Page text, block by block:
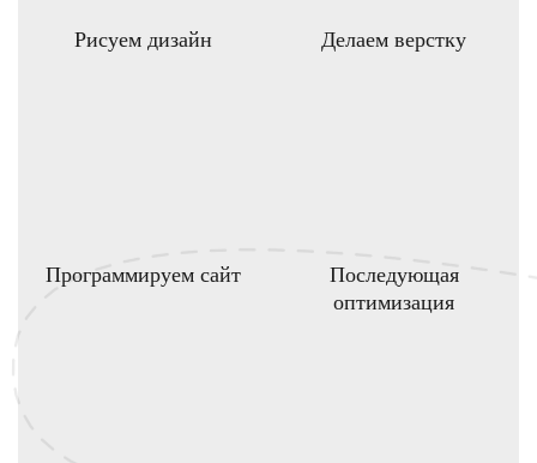
Рисуем дизайн Делаем верстку
Программируем сайт
Последующая
оптимизация